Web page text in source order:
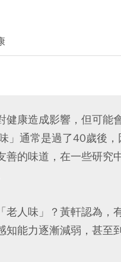
健康造成影響，但可能
」通常是過了40歲後
善的味道，在一些研究
老人味」？黃軒認為，
知能力逐漸減弱，甚至